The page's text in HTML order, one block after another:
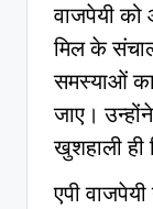
वाजपेयी को
मिल के
समस्याओं
जाए।
खुशहाली ही
एपी